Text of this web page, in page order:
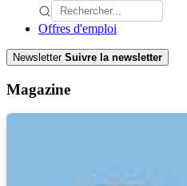
Offres d'emploi
Newsletter Suivre la newsletter
Magazine